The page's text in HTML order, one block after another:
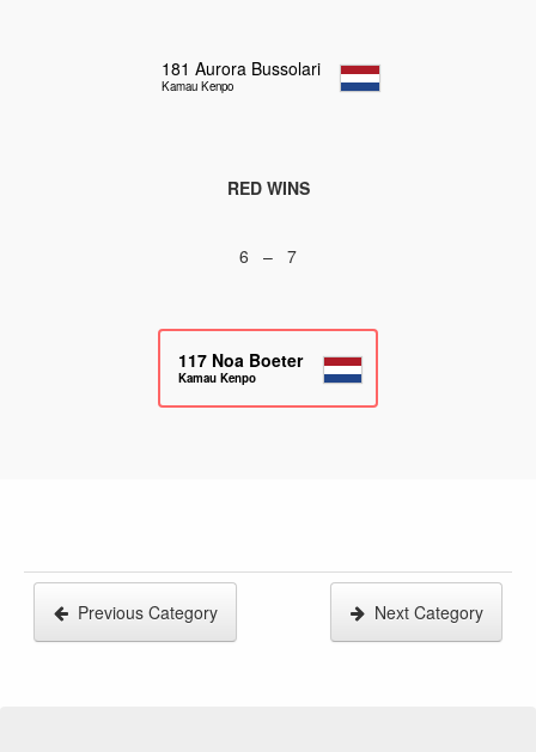
181 Aurora Bussolari
Kamau Kenpo
RED WINS
6 – 7
117 Noa Boeter
Kamau Kenpo
Previous Category Next Category